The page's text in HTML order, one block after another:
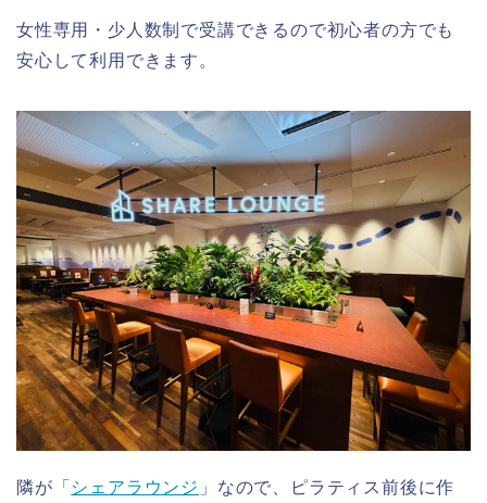
女性専用・少人数制で受講できるので初心者の方でも
安心して利用できます。
隣が「 シェアラウンジ 」なので、ピラティス前後に作